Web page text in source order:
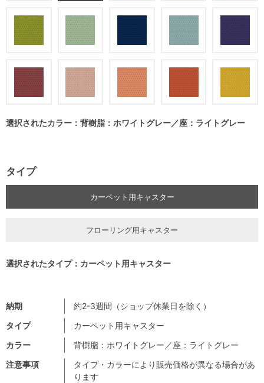
注意事項
タイプ・カラーにより販売価格が異なる場合があ
ります
納期
約2-3週間（ショップ休業日を除く）
タイプ
カーペット用キャスター
カラー
背樹脂：ホワイトグレー／座：ライトグレー
選択されたカラー：背樹脂：ホワイトグレー／座：ライトグレー
タイプ
カーペット用キャスター
フローリング用キャスター
選択されたタイプ：カーペット用キャスター